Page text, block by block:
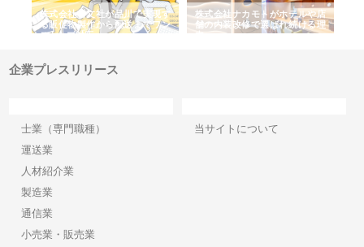
株式会社耕文社が品川で実現す
る販促物製作から配送までワン
ストップ対応
株式会社ナカモトがホテルや店
舗の内装改修で選ばれ続ける理
由
企業プレスリリース
士業（専門職種）
運送業
人材紹介業
製造業
通信業
小売業・販売業
当サイトについて